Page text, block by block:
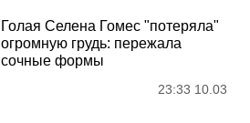
Голая Селена Гомес "потеряла"
огромную грудь: пережала
сочные формы
23:33 10.03